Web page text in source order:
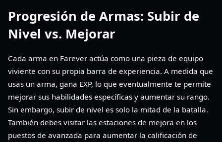
Progresión de Armas: Subir de
Nivel vs. Mejorar
Cada arma en Farever actúa como una pieza de equipo
viviente con su propia barra de experiencia. A medida que
usas un arma, gana EXP, lo que eventualmente te permite
mejorar sus habilidades específicas y aumentar su rango.
Sin embargo, subir de nivel es solo la mitad de la batalla.
También debes visitar las estaciones de mejora en los
puestos de avanzada para aumentar la calificación de